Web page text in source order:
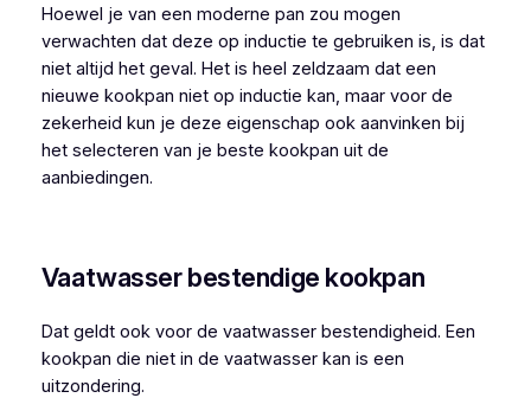
Hoewel je van een moderne pan zou mogen
verwachten dat deze op inductie te gebruiken is, is dat
niet altijd het geval. Het is heel zeldzaam dat een
nieuwe kookpan niet op inductie kan, maar voor de
zekerheid kun je deze eigenschap ook aanvinken bij
het selecteren van je beste kookpan uit de
aanbiedingen.
Vaatwasser bestendige kookpan
Dat geldt ook voor de vaatwasser bestendigheid. Een
kookpan die niet in de vaatwasser kan is een
uitzondering.